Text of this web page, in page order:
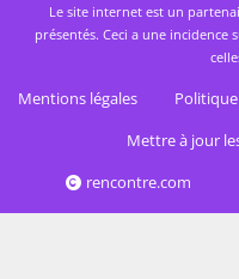
Le site internet est un
présentés. Ceci a une incidence
Mentions légales
Mettre à jour
rencontre.com